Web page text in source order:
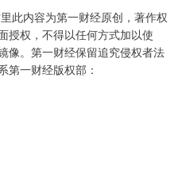
此内容为第一财经原创，著作权
授权，不得以任何方式加以使
像。第一财经保留追究侵权者法
第一财经版权部：